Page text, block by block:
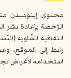
محتوى إينوميدن
الرّخصة بإعادة نشر
الثقافية الشّاوية
رابط إلى الموقع،
استخدامه لأغراض